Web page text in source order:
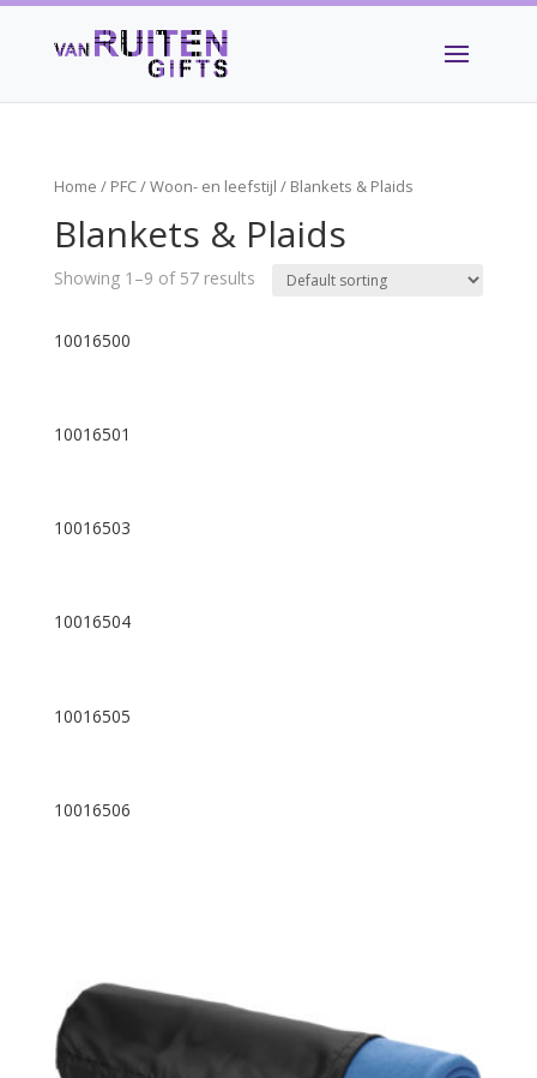
Home / PFC/Woon- en leefstijl / Blankets & Plaids
Blankets & Plaids
Showing 1–9 of 57 results
10016500
10016501
10016503
10016504
10016505
10016506